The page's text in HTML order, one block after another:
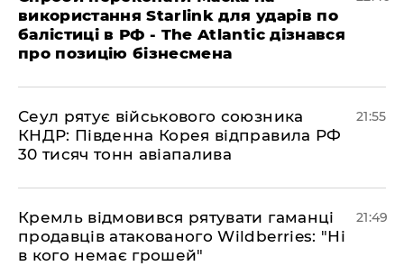
використання Starlink для ударів по
балістиці в РФ - The Atlantic дізнався
про позицію бізнесмена
​Сеул рятує військового союзника
КНДР: Південна Корея відправила РФ
30 тисяч тонн авіапалива
21:55
​Кремль відмовився рятувати гаманці
продавців атакованого Wildberries: "Ні
в кого немає грошей"
21:49